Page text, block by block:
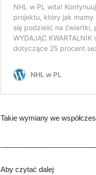
Takie wymiany we
Aby czytać dalej